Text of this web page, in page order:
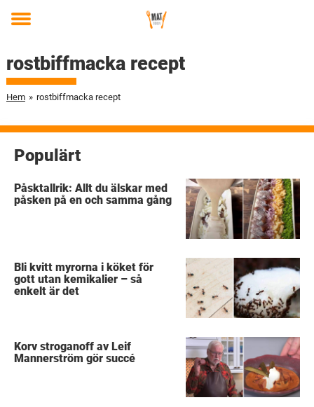
Toggle
rostbiffmacka recept
Hem » rostbiffmacka recept
Populärt
Påsktallrik: Allt du älskar med
påsken på en och samma gång
Bli kvitt myrorna i köket för
gott utan kemikalier – så
enkelt är det
Korv stroganoff av Leif
Mannerström gör succé